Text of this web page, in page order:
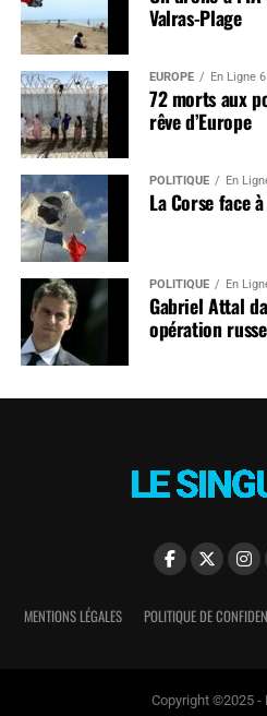
Valras-Plage
EUROPE En Ligne
72 morts aux
rêve d’Europe
POLITIQUE En
La Corse face
POLITIQUE En
Gabriel Attal
opération
MENTIONS LÉGALES POLITIQUE DE
Copyright ©2025 -